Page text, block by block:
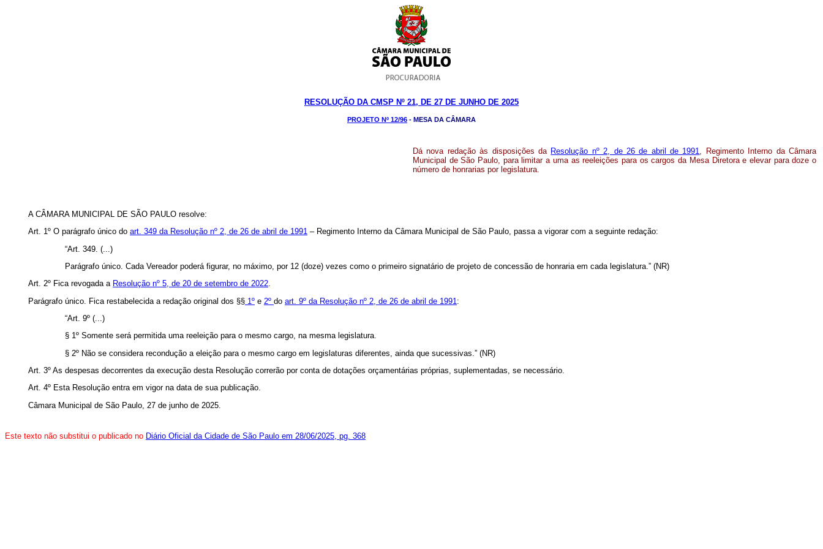
RESOLUÇÃO DA CMSP Nº 21, DE 27 DE JUNHO DE 2025
PROJETO Nº 12/96 - MESA DA CÂMARA
Dá nova redação às disposições da Resolução nº 2, de 26 de abril de 1991, Regimento Interno da Câmara
Municipal de São Paulo, para limitar a uma as reeleições para os cargos da Mesa Diretora e elevar para doze o
número de honrarias por legislatura.
A CÂMARA MUNICIPAL DE SÃO PAULO resolve:
Art. 1º O parágrafo único do art. 349 da Resolução nº 2, de 26 de abril de 1991 – Regimento Interno da Câmara Municipal de São Paulo, passa a vigorar com a seguinte redação:
“Art. 349. (...)
Parágrafo único. Cada Vereador poderá figurar, no máximo, por 12 (doze) vezes como o primeiro signatário de projeto de concessão de honraria em cada legislatura.” (NR)
Art. 2º Fica revogada a Resolução nº 5, de 20 de setembro de 2022.
Parágrafo único. Fica restabelecida a redação original dos §§ 1º e 2º do art. 9º da Resolução nº 2, de 26 de abril de 1991 :
“Art. 9º (...)
§ 1º Somente será permitida uma reeleição para o mesmo cargo, na mesma legislatura.
§ 2º Não se considera recondução a eleição para o mesmo cargo em legislaturas diferentes, ainda que sucessivas.” (NR)
Art. 3º As despesas decorrentes da execução desta Resolução correrão por conta de dotações orçamentárias próprias, suplementadas, se necessário.
Art. 4º Esta Resolução entra em vigor na data de sua publicação.
Câmara Municipal de São Paulo, 27 de junho de 2025.
Este texto não substitui o publicado no Diário Oficial da Cidade de São Paulo em 28/06/2025, pg. 368